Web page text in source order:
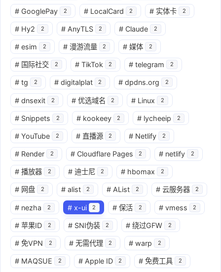
# GooglePay 2 # LocalCard 2 # 实体卡 2
# Hy2 2 # AnyTLS 2 # Claude 2
# esim 2 # 漫游流量 2 # 媒体 2
# 国际社交 2 # TikTok 2 # telegram 2
# tg 2 # digitalplat 2 # dpdns.org 2
# dnsexit 2 # 优选域名 2 # Linux 2
# Snippets 2 # kookeey 2 # lycheeip 2
# YouTube 2 # 直播源 2 # Netlify 2
# Render 2 # Cloudflare Pages 2 # netlify 2
# 播放器 2 # 迪士尼 2 # hbomax 2
# 网盘 2 # alist 2 # AList 2 # 云服务器 2
# nezha 2 # x-ui 2 # 保活 2 # vmess 2
# 苹果ID 2 # SNI伪装 2 # 绕过GFW 2
# 免VPN 2 # 无需代理 2 # warp 2
# MAQSUE 2 # Apple ID 2 # 免费工具 2